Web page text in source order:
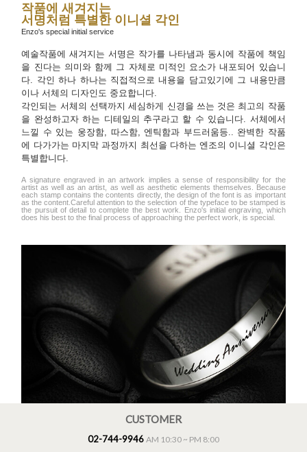
작품에 새겨지는
서명처럼 특별한 이니셜 각인
Enzo's special initial service
예술작품에 새겨지는 서명은 작가를 나타냄과 동시에 작품에 책임
을 진다는 의미와 함께 그 자체로 미적인 요소가 내포되어 있습니
다. 각인 하나 하나는 직접적으로 내용을 담고있기에 그 내용만큼
이나 서체의 디자인도 중요합니다.
각인되는 서체의 선택까지 세심하게 신경을 쓰는 것은 최고의 작품
을 완성하고자 하는 디테일의 추구라고 할 수 있습니다. 서체에서
느낄 수 있는 웅장함, 따스함, 엔틱함과 부드러움등.. 완벽한 작품
에 다가가는 마지막 과정까지 최선을 다하는 엔조의 이니셜 각인은
특별합니다.
A signature engraved in an artwork implies a sense of responsibility for the
artist as well as an artist, as well as aesthetic elements themselves. Because
each stamp contains the contents directly, the design of the font is as important
as the content.Careful attention to the selection of the typeface to be stamped is
the pursuit of detail to complete the best work. Enzo's initial engraving, which
does his best to the final process of approaching the perfect work, is special.
CUSTOMER
02-744-9946 AM 10:30 ~ PM 8:00